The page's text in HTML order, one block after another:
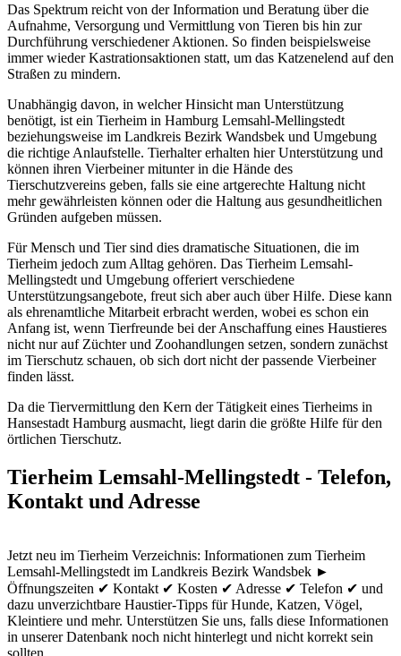
Das Spektrum reicht von der Information und Beratung über die
Aufnahme, Versorgung und Vermittlung von Tieren bis hin zur
Durchführung verschiedener Aktionen. So finden beispielsweise
immer wieder Kastrationsaktionen statt, um das Katzenelend auf den
Straßen zu mindern.
Unabhängig davon, in welcher Hinsicht man Unterstützung
benötigt, ist ein Tierheim in Hamburg Lemsahl-Mellingstedt
beziehungsweise im Landkreis Bezirk Wandsbek und Umgebung
die richtige Anlaufstelle. Tierhalter erhalten hier Unterstützung und
können ihren Vierbeiner mitunter in die Hände des
Tierschutzvereins geben, falls sie eine artgerechte Haltung nicht
mehr gewährleisten können oder die Haltung aus gesundheitlichen
Gründen aufgeben müssen.
Für Mensch und Tier sind dies dramatische Situationen, die im
Tierheim jedoch zum Alltag gehören. Das Tierheim Lemsahl-
Mellingstedt und Umgebung offeriert verschiedene
Unterstützungsangebote, freut sich aber auch über Hilfe. Diese kann
als ehrenamtliche Mitarbeit erbracht werden, wobei es schon ein
Anfang ist, wenn Tierfreunde bei der Anschaffung eines Haustieres
nicht nur auf Züchter und Zoohandlungen setzen, sondern zunächst
im Tierschutz schauen, ob sich dort nicht der passende Vierbeiner
finden lässt.
Da die Tiervermittlung den Kern der Tätigkeit eines Tierheims in
Hansestadt Hamburg ausmacht, liegt darin die größte Hilfe für den
örtlichen Tierschutz.
Tierheim Lemsahl-Mellingstedt - Telefon,
Kontakt und Adresse
Jetzt neu im Tierheim Verzeichnis: Informationen zum Tierheim
Lemsahl-Mellingstedt im Landkreis Bezirk Wandsbek ►
Öffnungszeiten ✔ Kontakt ✔ Kosten ✔ Adresse ✔ Telefon ✔ und
dazu unverzichtbare Haustier-Tipps für Hunde, Katzen, Vögel,
Kleintiere und mehr. Unterstützen Sie uns, falls diese Informationen
in unserer Datenbank noch nicht hinterlegt und nicht korrekt sein
sollten.